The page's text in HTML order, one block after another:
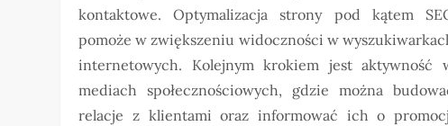
kontaktowe. Optymalizacja strony pod kątem
pomoże w zwiększeniu widoczności w
internetowych. Kolejnym krokiem jest aktywność
mediach społecznościowych, gdzie można
relacje z klientami oraz informować ich o